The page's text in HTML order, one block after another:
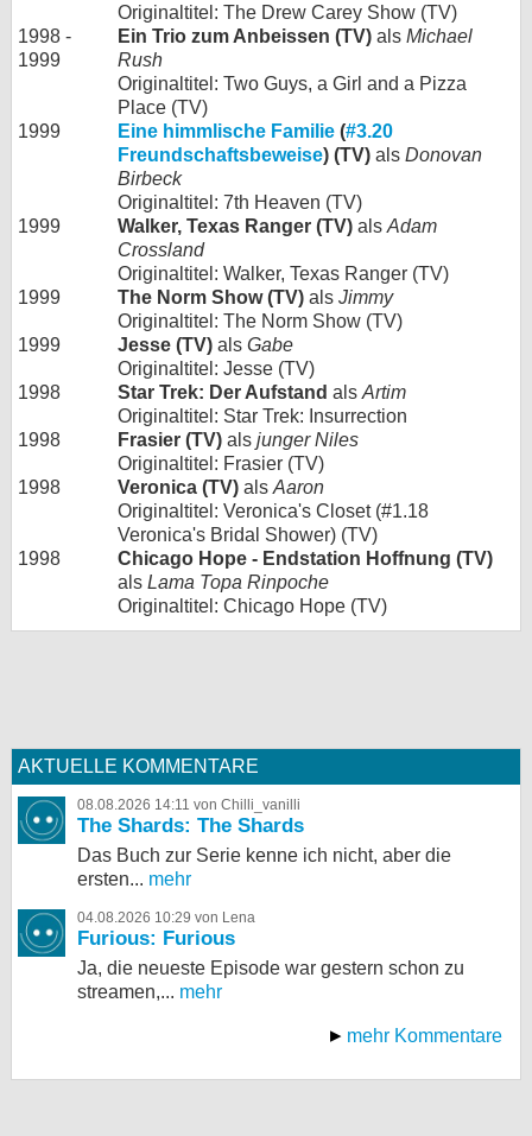
Originaltitel: The Drew Carey Show (TV)
1998 -
1999
Ein Trio zum Anbeissen (TV) als Michael
Rush
Originaltitel: Two Guys, a Girl and a Pizza
Place (TV)
1999
Eine himmlische Familie (#3.20
Freundschaftsbeweise) (TV) als Donovan
Birbeck
Originaltitel: 7th Heaven (TV)
1999
Walker, Texas Ranger (TV) als Adam
Crossland
Originaltitel: Walker, Texas Ranger (TV)
1999
The Norm Show (TV) als Jimmy
Originaltitel: The Norm Show (TV)
1999
Jesse (TV) als Gabe
Originaltitel: Jesse (TV)
1998
Star Trek: Der Aufstand als Artim
Originaltitel: Star Trek: Insurrection
1998
Frasier (TV) als junger Niles
Originaltitel: Frasier (TV)
1998
Veronica (TV) als Aaron
Originaltitel: Veronica's Closet (#1.18
Veronica's Bridal Shower) (TV)
1998
Chicago Hope - Endstation Hoffnung (TV)
als Lama Topa Rinpoche
Originaltitel: Chicago Hope (TV)
AKTUELLE KOMMENTARE
08.08.2026 14:11 von Chilli_vanilli
The Shards: The Shards
Das Buch zur Serie kenne ich nicht, aber die
ersten... mehr
04.08.2026 10:29 von Lena
Furious: Furious
Ja, die neueste Episode war gestern schon zu
streamen,... mehr
mehr Kommentare